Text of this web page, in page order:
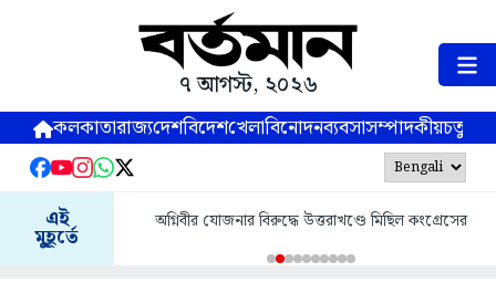
৭ আগস্ট, ২০২৬
কলকাতারাজ্যদেশবিদেশখেলাবিনোদনব্যবসাসম্পাদকীয়
এই
মুহূর্তে
অগ্নিবীর যোজনার বিরুদ্ধে উত্তরাখণ্ডে মিছিল কংগ্রেসের